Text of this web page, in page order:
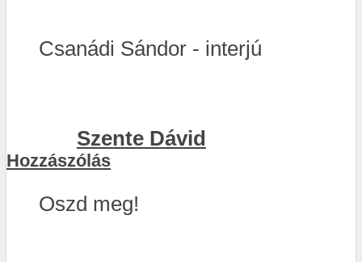
Csanádi Sándor - interjú
Szente Dávid
Hozzászólás
Oszd meg!